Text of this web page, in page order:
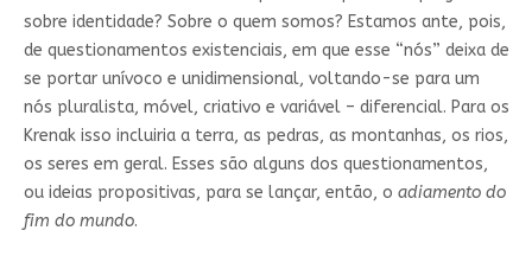
sobre identidade? Sobre o quem somos? Estamos ante, pois,
de questionamentos existenciais, em que esse “nós” deixa de
se portar unívoco e unidimensional, voltando-se para um
nós pluralista, móvel, criativo e variável – diferencial. Para os
Krenak isso incluiria a terra, as pedras, as montanhas, os rios,
os seres em geral. Esses são alguns dos questionamentos,
ou ideias propositivas, para se lançar, então, o adiamento do
fim do mundo.